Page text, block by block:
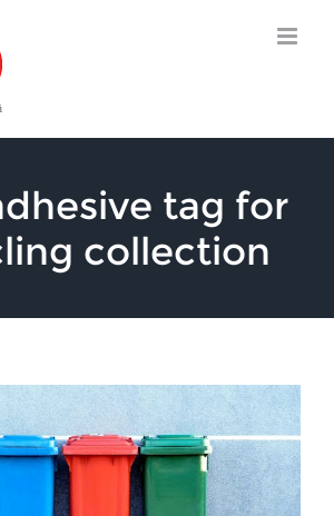
tag for
collection